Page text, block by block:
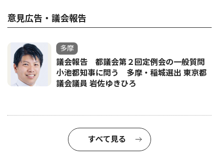
意見広告・議会報告
多摩
議会報告 都議会第２回定例会の一般質問
小池都知事に問う 多摩・稲城選出 東京都
議会議員 岩佐ゆきひろ
すべて見る